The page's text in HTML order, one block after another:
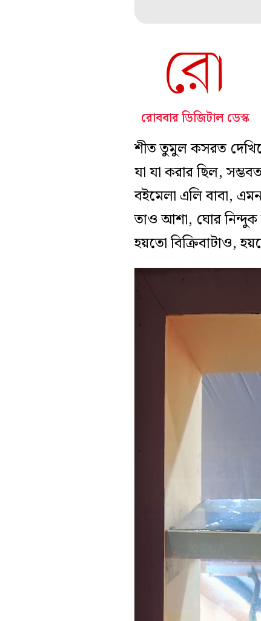
রোববার ডিজিটাল ডেস্ক
শীত তুমুল কসরত
যা যা করার ছিল,
বইমেলা এলি বাবা,
তাও আশা, ঘোর নিন্দুক
হয়তো বিক্রিবাটাও,